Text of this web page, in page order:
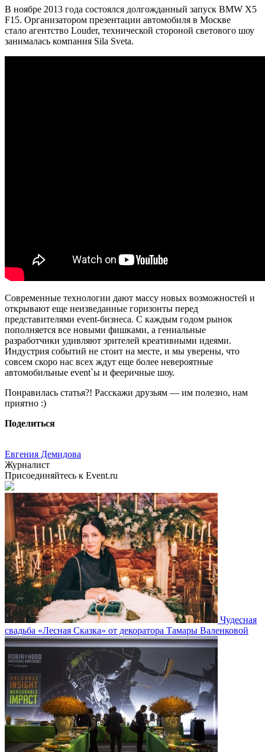
В ноябре 2013 года состоялся долгожданный запуск BMW X5
F15. Организатором презентации автомобиля в Москве
стало агентство Louder, технической стороной светового шоу
занималась компания Sila Sveta.
Современные технологии дают массу новых возможностей и
открывают еще неизведанные горизонты перед
представителями event-бизнеса. С каждым годом рынок
пополняется все новыми фишками, а гениальные
разработчики удивляют зрителей креативными идеями.
Индустрия событий не стоит на месте, и мы уверены, что
совсем скоро нас всех ждут еще более невероятные
автомобильные event`ы и фееричные шоу.
Понравилась статья?! Расскажи друзьям — им полезно, нам
приятно :)
Поделиться
Евгения Демидова
Журналист
Присоединяйтесь к Event.ru
Чудесная
свадьба «Лесная Сказка» от декоратора Тамары Валенковой